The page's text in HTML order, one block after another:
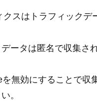
スはトラフィックデ
ータは匿名で収集さ
無効にすることで収
。